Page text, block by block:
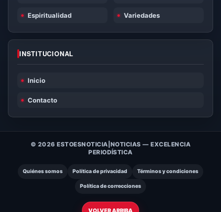
Espiritualidad Variedades
INSTITUCIONAL
Inicio
Contacto
© 2026 ESTOESNOTICIA|NOTICIAS — EXCELENCIA
PERIODÍSTICA
Quiénes somos Política de privacidad Términos y condiciones
Política de correcciones
VOLVER ARRIBA